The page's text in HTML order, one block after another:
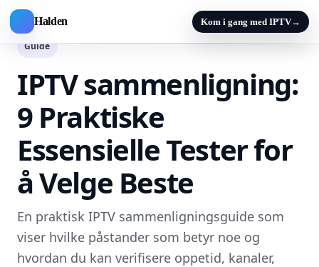
Halden Kom i gang med IPTV→
Guide
IPTV sammenligning:
9 Praktiske
Essensielle Tester for
å Velge Beste
En praktisk IPTV sammenligningsguide som
viser hvilke påstander som betyr noe og
hvordan du kan verifisere oppetid, kanaler,